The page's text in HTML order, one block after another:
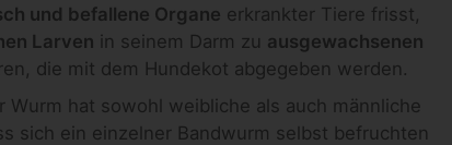
und befallene Organe erkrankter Tiere frisst,
Larven in seinem Darm zu ausgewachsenen
die mit dem Hundekot abgegeben werden.
Wurm hat sowohl weibliche als auch männliche
sich ein einzelner Bandwurm selbst befruchten